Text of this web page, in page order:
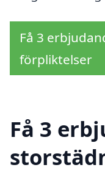
Få 3
förpliktelser
Få 3